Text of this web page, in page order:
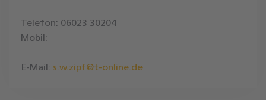
Telefon: 06023 30204
Mobil:
E-Mail: s.w.zipf@t-online.de